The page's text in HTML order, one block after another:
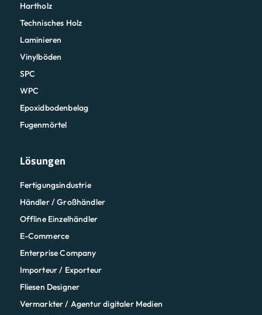
Hartholz
Technisches Holz
Laminieren
Vinylböden
SPC
WPC
Epoxidbodenbelag
Fugenmörtel
Lösungen
Fertigungsindustrie
Händler / Großhändler
Offline Einzelhändler
E-Commerce
Enterprise Company
Importeur / Exporteur
Fliesen Designer
Vermarkter / Agentur digitaler Medien